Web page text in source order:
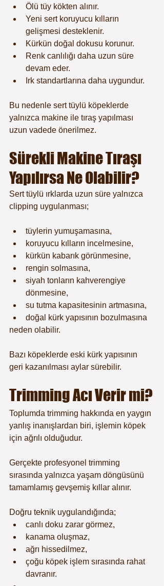
Ölü tüy kökten alınır.
Yeni sert koruyucu kılların
gelişmesi desteklenir.
Kürkün doğal dokusu korunur.
Renk canlılığı daha uzun süre
devam eder.
Irk standartlarına daha uygundur.
Bu nedenle sert tüylü köpeklerde
yalnızca makine ile tıraş yapılması
uzun vadede önerilmez.
Sürekli Makine Tıraşı
Yapılırsa Ne Olabilir?
Sert tüylü ırklarda uzun süre yalnızca
clipping uygulanması;
tüylerin yumuşamasına,
koruyucu kılların incelmesine,
kürkün kabarık görünmesine,
rengin solmasına,
siyah tonların kahverengiye
dönmesine,
su tutma kapasitesinin artmasına,
doğal kürk yapısının bozulmasına
neden olabilir.
Bazı köpeklerde eski kürk yapısının
geri kazanılması aylar sürebilir.
Trimming Acı Verir mi?
Toplumda trimming hakkında en yaygın
yanlış inanışlardan biri, işlemin köpek
için ağrılı olduğudur.
Gerçekte profesyonel trimming
sırasında yalnızca yaşam döngüsünü
tamamlamış gevşemiş kıllar alınır.
Doğru teknik uygulandığında;
canlı doku zarar görmez,
kanama oluşmaz,
ağrı hissedilmez,
çoğu köpek işlem sırasında rahat
davranır.